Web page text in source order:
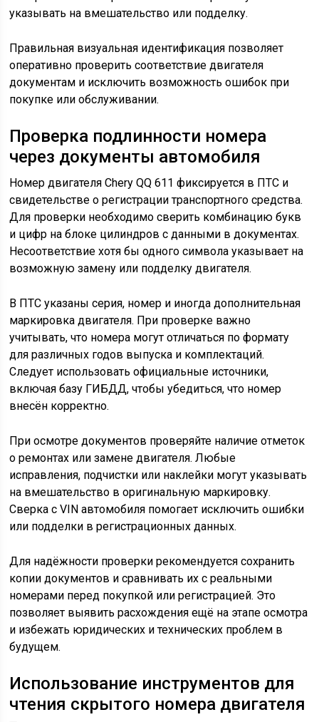
указывать на вмешательство или подделку.
Правильная визуальная идентификация позволяет
оперативно проверить соответствие двигателя
документам и исключить возможность ошибок при
покупке или обслуживании.
Проверка подлинности номера
через документы автомобиля
Номер двигателя Chery QQ 611 фиксируется в ПТС и
свидетельстве о регистрации транспортного средства.
Для проверки необходимо сверить комбинацию букв
и цифр на блоке цилиндров с данными в документах.
Несоответствие хотя бы одного символа указывает на
возможную замену или подделку двигателя.
В ПТС указаны серия, номер и иногда дополнительная
маркировка двигателя. При проверке важно
учитывать, что номера могут отличаться по формату
для различных годов выпуска и комплектаций.
Следует использовать официальные источники,
включая базу ГИБДД, чтобы убедиться, что номер
внесён корректно.
При осмотре документов проверяйте наличие отметок
о ремонтах или замене двигателя. Любые
исправления, подчистки или наклейки могут указывать
на вмешательство в оригинальную маркировку.
Сверка с VIN автомобиля помогает исключить ошибки
или подделки в регистрационных данных.
Для надёжности проверки рекомендуется сохранить
копии документов и сравнивать их с реальными
номерами перед покупкой или регистрацией. Это
позволяет выявить расхождения ещё на этапе осмотра
и избежать юридических и технических проблем в
будущем.
Использование инструментов для
чтения скрытого номера двигателя